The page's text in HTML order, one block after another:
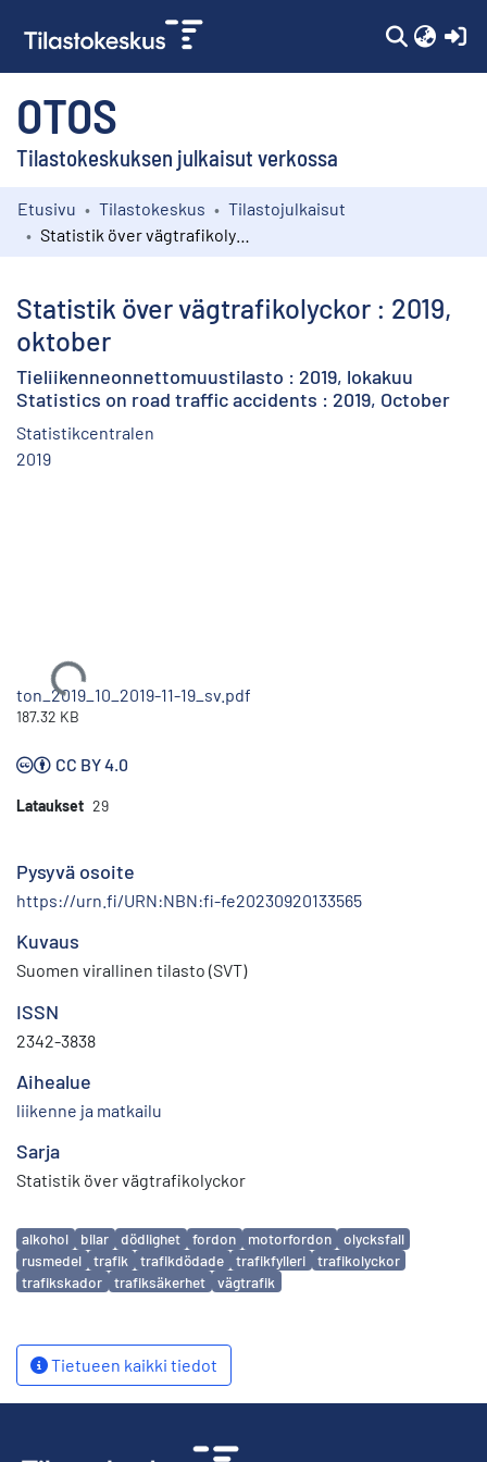
OTOS
Tilastokeskuksen julkaisut verkossa
Kokoelmat
Etusivu Tilastokeskus
Tilastojulkaisut
Statistik över vägtrafikolyckor : 2019,
oktober
Tieliikenneonnettomuustilasto : 2019, lokakuu
Statistics on road traffic accidents : 2019, October
Statistikcentralen
2019
Ladataan...
ton_2019_10_2019-11-19_sv.pdf
187.32 KB
CC BY 4.0
Lataukset 29
Pysyvä osoite
https://urn.fi/URN:NBN:fi-fe20230920133565
Kuvaus
Suomen virallinen tilasto (SVT)
ISSN
2342-3838
Aihealue
liikenne ja matkailu
Sarja
Statistik över vägtrafikolyckor
Avainsanat
alkohol bilar dödlighet fordon motorfordon
olycksfall
rusmedel
trafik trafikdödade trafikfylleri
trafikolyckor
trafikskador
trafiksäkerhet vägtrafik
Tietueen kaikki tiedot